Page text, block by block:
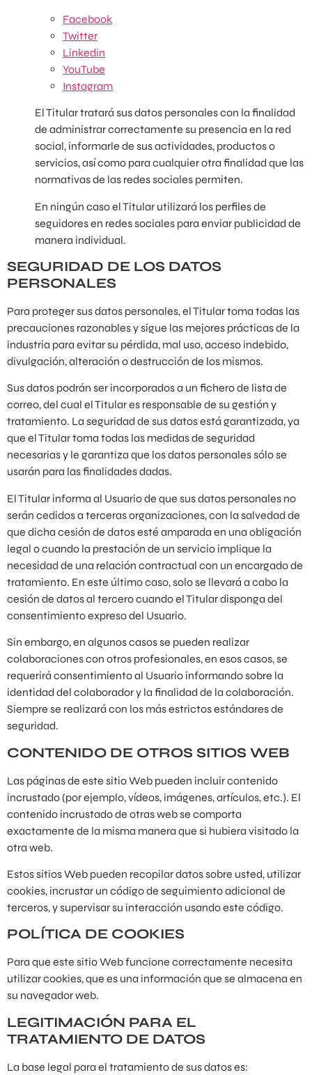
Facebook
Twitter
Linkedin
YouTube
Instagram
El Titular tratará sus datos personales con la finalidad
de administrar correctamente su presencia en la red
social, informarle de sus actividades, productos o
servicios, así como para cualquier otra finalidad que las
normativas de las redes sociales permiten.
En ningún caso el Titular utilizará los perfiles de
seguidores en redes sociales para enviar publicidad de
manera individual.
SEGURIDAD DE LOS DATOS
PERSONALES
Para proteger sus datos personales, el Titular toma todas las
precauciones razonables y sigue las mejores prácticas de la
industria para evitar su pérdida, mal uso, acceso indebido,
divulgación, alteración o destrucción de los mismos.
Sus datos podrán ser incorporados a un fichero de lista de
correo, del cual el Titular es responsable de su gestión y
tratamiento. La seguridad de sus datos está garantizada, ya
que el Titular toma todas las medidas de seguridad
necesarias y le garantiza que los datos personales sólo se
usarán para las finalidades dadas.
El Titular informa al Usuario de que sus datos personales no
serán cedidos a terceras organizaciones, con la salvedad de
que dicha cesión de datos esté amparada en una obligación
legal o cuando la prestación de un servicio implique la
necesidad de una relación contractual con un encargado de
tratamiento. En este último caso, solo se llevará a cabo la
cesión de datos al tercero cuando el Titular disponga del
consentimiento expreso del Usuario.
Sin embargo, en algunos casos se pueden realizar
colaboraciones con otros profesionales, en esos casos, se
requerirá consentimiento al Usuario informando sobre la
identidad del colaborador y la finalidad de la colaboración.
Siempre se realizará con los más estrictos estándares de
seguridad.
CONTENIDO DE OTROS SITIOS WEB
Las páginas de este sitio Web pueden incluir contenido
incrustado (por ejemplo, vídeos, imágenes, artículos, etc.). El
contenido incrustado de otras web se comporta
exactamente de la misma manera que si hubiera visitado la
otra web.
Estos sitios Web pueden recopilar datos sobre usted, utilizar
cookies, incrustar un código de seguimiento adicional de
terceros, y supervisar su interacción usando este código.
POLÍTICA DE COOKIES
Para que este sitio Web funcione correctamente necesita
utilizar cookies, que es una información que se almacena en
su navegador web.
LEGITIMACIÓN PARA EL
TRATAMIENTO DE DATOS
La base legal para el tratamiento de sus datos es: